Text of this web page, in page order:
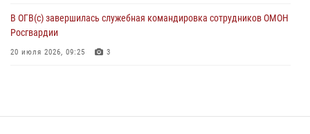
В ОГВ(с) завершилась служебная командировка сотрудников ОМОН
Росгвардии
20 июля 2026, 09:25 3